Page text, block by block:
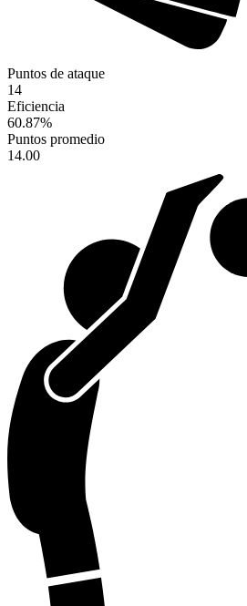
Puntos de ataque
14
Eficiencia
60.87%
Puntos promedio
14.00